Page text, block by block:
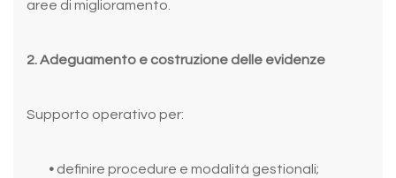
aree di miglioramento.
2. Adeguamento e costruzione delle evidenze
Supporto operativo per:
• definire procedure e modalità gestionali;